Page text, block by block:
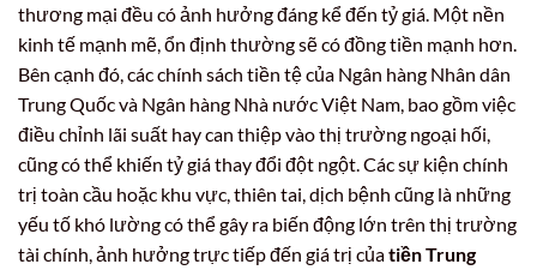
thương mại đều có ảnh hưởng đáng kể đến tỷ giá. Một nền
kinh tế mạnh mẽ, ổn định thường sẽ có đồng tiền mạnh hơn.
Bên cạnh đó, các chính sách tiền tệ của Ngân hàng Nhân dân
Trung Quốc và Ngân hàng Nhà nước Việt Nam, bao gồm việc
điều chỉnh lãi suất hay can thiệp vào thị trường ngoại hối,
cũng có thể khiến tỷ giá thay đổi đột ngột. Các sự kiện chính
trị toàn cầu hoặc khu vực, thiên tai, dịch bệnh cũng là những
yếu tố khó lường có thể gây ra biến động lớn trên thị trường
tài chính, ảnh hưởng trực tiếp đến giá trị củatiền Trung